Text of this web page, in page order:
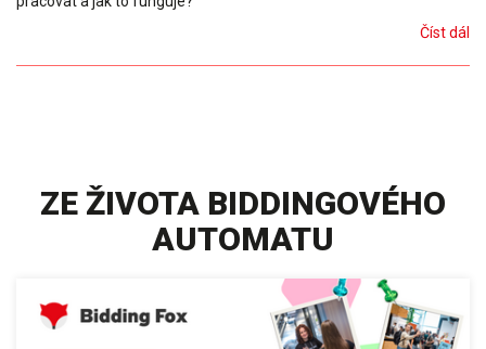
Číst dál
ZE ŽIVOTA BIDDINGOVÉHO
AUTOMATU